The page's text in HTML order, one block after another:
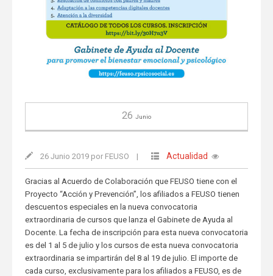
26 Junio
26 Junio 2019 por FEUSO | Actualidad
Gracias al Acuerdo de Colaboración que FEUSO tiene con el
Proyecto “Acción y Prevención”, los afiliados a FEUSO tienen
descuentos especiales en la nueva convocatoria
extraordinaria de cursos que lanza el Gabinete de Ayuda al
Docente. La fecha de inscripción para esta nueva convocatoria
es del 1 al 5 de julio y los cursos de esta nueva convocatoria
extraordinaria se impartirán del 8 al 19 de julio. El importe de
cada curso, exclusivamente para los afiliados a FEUSO, es de